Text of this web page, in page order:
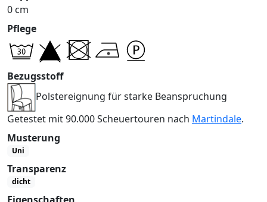
0 cm
Pflege
Bezugsstoff
Polstereignung für starke Beanspruchung
Getestet mit 90.000 Scheuertouren nach Martindale.
Musterung
Uni
Transparenz
dicht